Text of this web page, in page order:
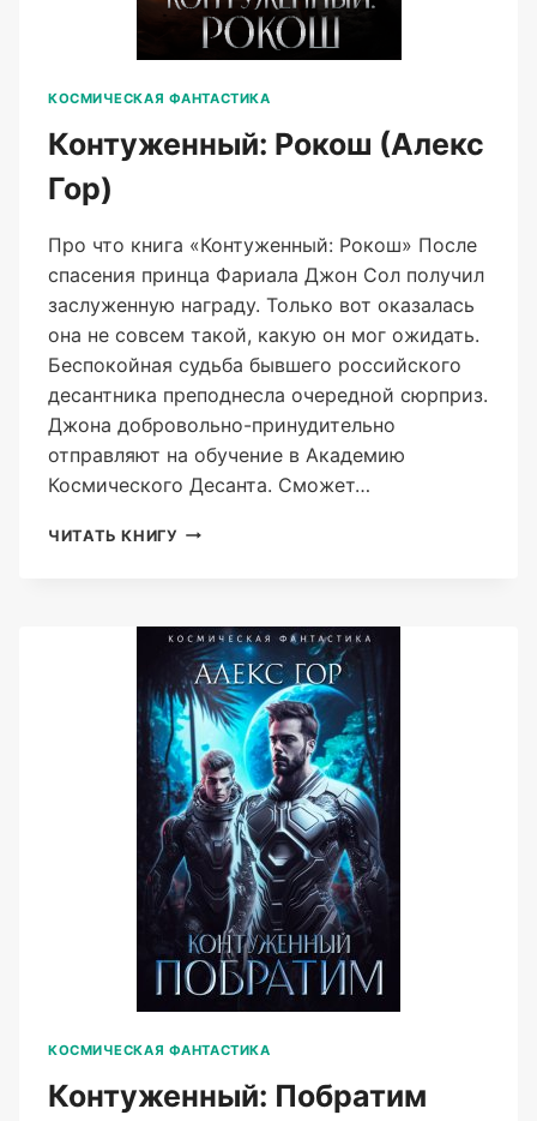
КОСМИЧЕСКАЯ ФАНТАСТИКА
Контуженный: Рокош (Алекс
Гор)
Про что книга «Контуженный: Рокош» После
спасения принца Фариала Джон Сол получил
заслуженную награду. Только вот оказалась
она не совсем такой, какую он мог ожидать.
Беспокойная судьба бывшего российского
десантника преподнесла очередной сюрприз.
Джона добровольно-принудительно
отправляют на обучение в Академию
Космического Десанта. Сможет…
ЧИТАТЬ КНИГУ КОНТУЖЕННЫЙ:
КОСМИЧЕСКАЯ ФАНТАСТИКА
Контуженный: Побратим